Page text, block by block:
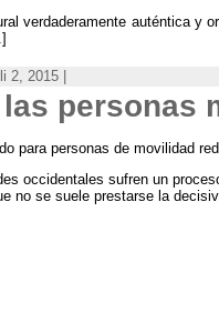
verdaderamente auténtica y
2, 2015 |
personas
para personas de movilidad
occidentales sufren un
no se suele prestarse la